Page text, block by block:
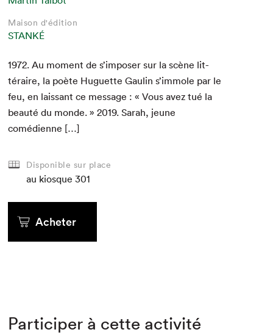
Maison d'édition
STANKÉ
1972. Au moment de s’imposer sur la scène lit­
téraire, la poète Huguette Gaulin s’immole par le
feu, en lais­sant ce mes­sage : « Vous avez tué la
beauté du monde. »2019. Sarah, jeune
comédienne […]
Disponible sur place
au kiosque 301
Acheter
Participer à cette activité